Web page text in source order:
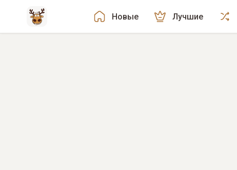
Новые Лучшие